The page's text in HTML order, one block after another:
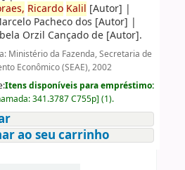
Ricardo Kalil [Autor] |
Pacheco dos [Autor] |
Orzil Cançado de[Autor].
Ministério da Fazenda, Secretaria de
Econômico (SEAE), 2002
Itens disponíveis para empréstimo:
341.3787 C755p] (1).
ao seu carrinho